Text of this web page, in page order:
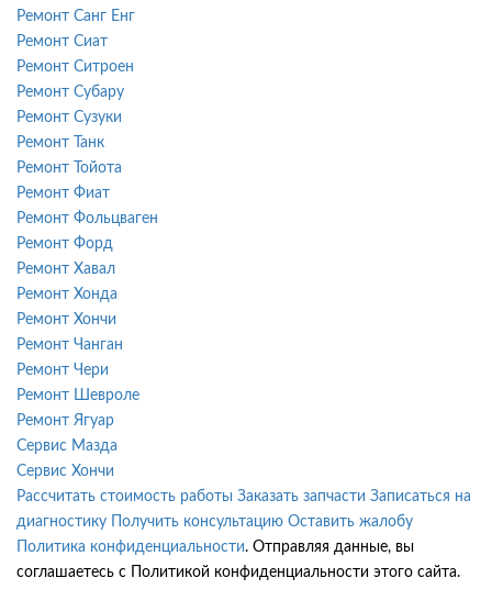
Ремонт Санг Енг
Ремонт Сиат
Ремонт Ситроен
Ремонт Субару
Ремонт Сузуки
Ремонт Танк
Ремонт Тойота
Ремонт Фиат
Ремонт Фольцваген
Ремонт Форд
Ремонт Хавал
Ремонт Хонда
Ремонт Хончи
Ремонт Чанган
Ремонт Чери
Ремонт Шевроле
Ремонт Ягуар
Сервис Мазда
Сервис Хончи
Рассчитать стоимость работы Заказать запчасти Записаться на
диагностику
Получить консультацию Оставить жалобу
Политика конфиденциальности. Отправляя данные, вы
соглашаетесь с Политикой конфиденциальности этого сайта.